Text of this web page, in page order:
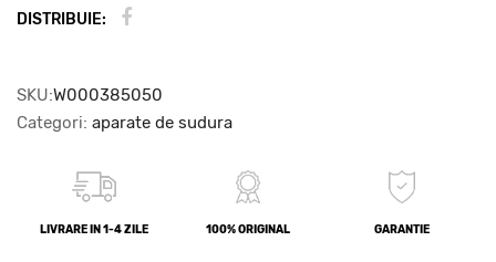
DISTRIBUIE:
SKU:W000385050
Categori: aparate de sudura
LIVRARE IN 1-4 ZILE 100% ORIGINAL GARANTIE